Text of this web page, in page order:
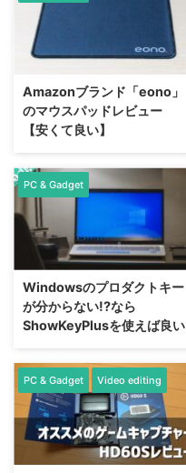
Amazonブランド「eono」
のマウスパッドレビュー
【安くて良い】
PC & Gadget
Windowsのプロダクトキー
が分からない!?なら
ShowKeyPlusを使えば良い
PC & Gadget Video editing